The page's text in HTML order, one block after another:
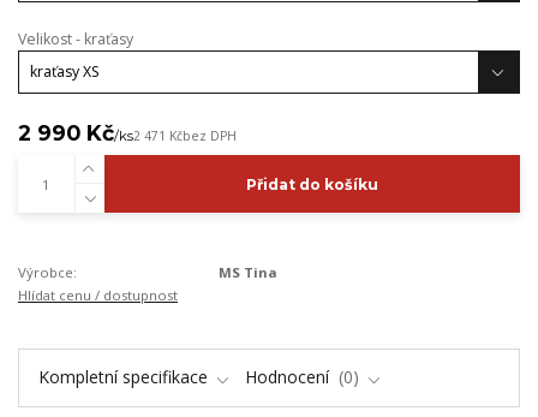
Velikost - kraťasy
2 990 Kč/ks2 471 Kčbez DPH
Přidat do košíku
Výrobce:
MS Tina
Hlídat cenu / dostupnost
Kompletní specifikace Hodnocení 0